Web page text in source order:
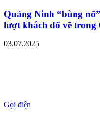
Quảng Ninh “bùng
lượt khách đổ về trong
03.07.2025
Gọi điện